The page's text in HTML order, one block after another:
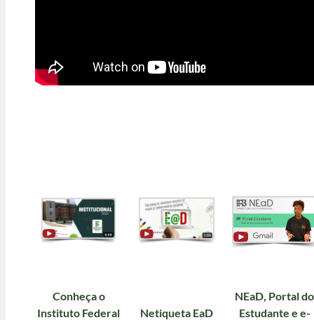
Conheça o
Instituto Federal
Netiqueta EaD
NEaD, Portal do
Estudante e e-